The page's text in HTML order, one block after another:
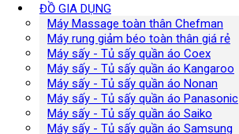
ĐỒ GIA DỤNG
Máy Massage toàn thân Chefman
Máy rung giảm béo toàn thân giá rẻ
Máy sấy - Tủ sấy quần áo Coex
Máy sấy - Tủ sấy quần áo Kangaroo
Máy sấy - Tủ sấy quần áo Nonan
Máy sấy - Tủ sấy quần áo Panasonic
Máy sấy - Tủ sấy quần áo Saiko
Máy sấy - Tủ sấy quần áo Samsung